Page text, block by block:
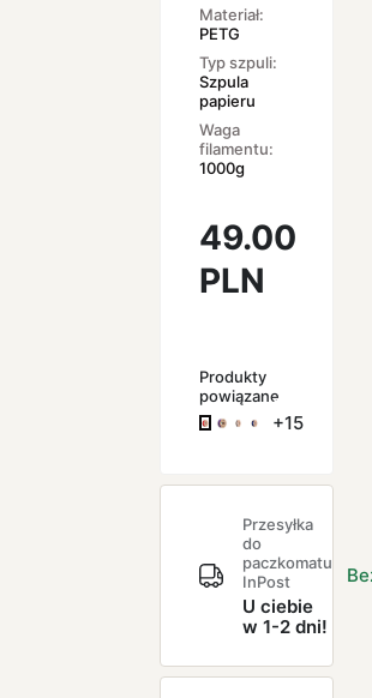
Materiał:
PETG
Typ szpuli:
Szpula
papieru
Waga
filamentu:
1000g
49.00
PLN
Produkty
powiązane
+15
Przesyłka
do
paczkomatu
InPost
U ciebie
w 1-2 dni!